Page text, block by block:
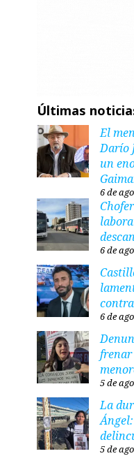
Últimas
El
Darío
un
6 de
6 de
6 de
frenar
5 de
La
5 de